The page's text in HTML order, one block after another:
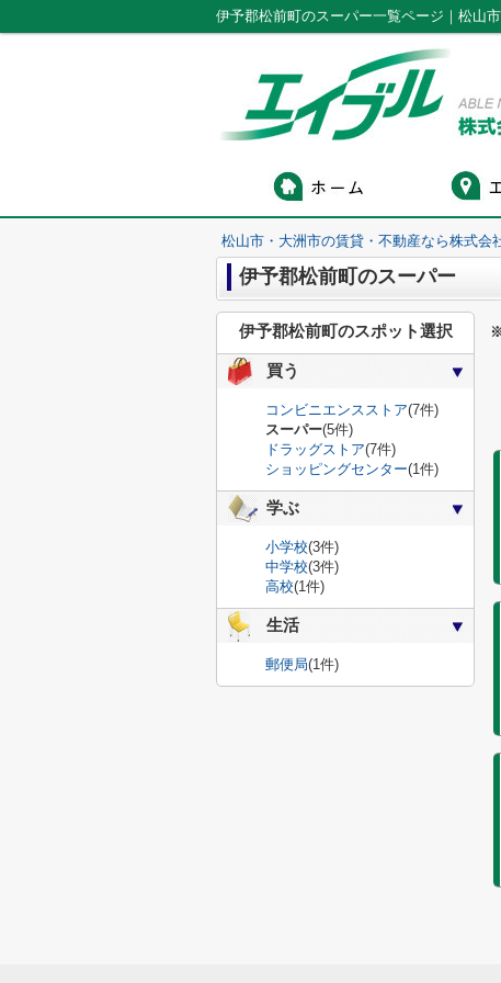
伊予郡松前町のスーパー一覧ページ｜松山
松山市・大洲市の賃貸・不動産なら株式会
伊予郡松前町のスーパー
伊予郡松前町のスポット選択
買う
コンビニエンスストア(7件)
スーパー(5件)
ドラッグストア(7件)
ショッピングセンター(1件)
学ぶ
小学校(3件)
中学校(3件)
高校(1件)
生活
郵便局(1件)